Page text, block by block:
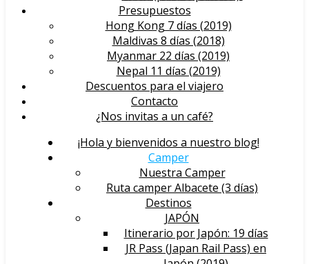
Presupuestos
Hong Kong 7 días (2019)
Maldivas 8 días (2018)
Myanmar 22 días (2019)
Nepal 11 días (2019)
Descuentos para el viajero
Contacto
¿Nos invitas a un café?
¡Hola y bienvenidos a nuestro blog!
Camper
Nuestra Camper
Ruta camper Albacete (3 días)
Destinos
JAPÓN
Itinerario por Japón: 19 días
JR Pass (Japan Rail Pass) en